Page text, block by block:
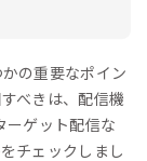
の重要なポイン
べきは、配信機
ーゲット配信な
チェックしまし